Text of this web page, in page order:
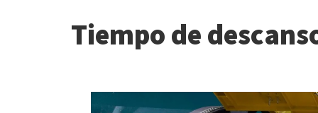
Tiempo de